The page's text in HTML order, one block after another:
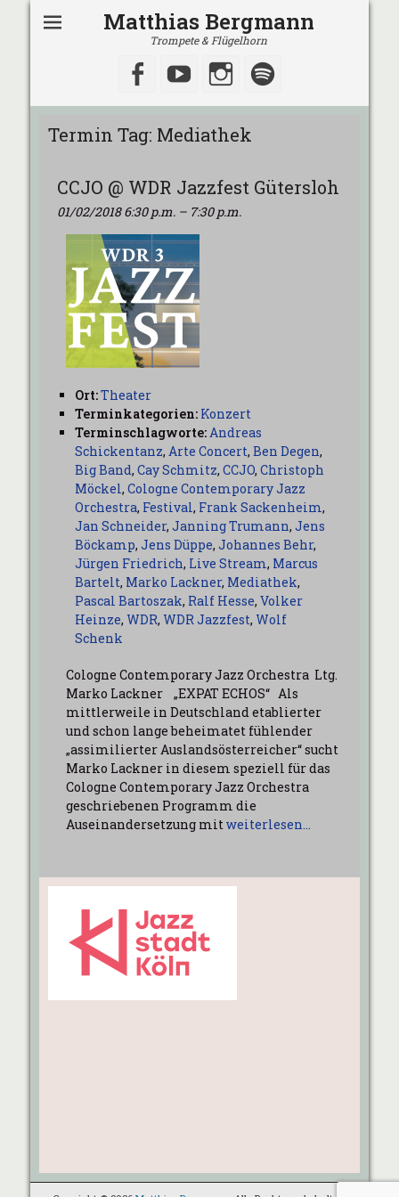
Matthias Bergmann
Trompete & Flügelhorn
Facebook
YouTubeInstagram
Termin Tag: Mediathek
CCJO @ WDR Jazzfest Gütersloh
01/02/2018 6:30 p.m. – 7:30 p.m.
Ort:Theater
Terminkategorien: Konzert
Terminschlagworte:Andreas
Schickentanz, Arte Concert, Ben Degen,
Big Band, Cay Schmitz, CCJO, Christoph
Möckel, Cologne Contemporary Jazz
Orchestra, Festival, Frank Sackenheim,
Jan Schneider, Janning Trumann, Jens
Böckamp, Jens Düppe, Johannes Behr,
Jürgen Friedrich, Live Stream, Marcus
Bartelt, Marko Lackner, Mediathek,
Pascal Bartoszak, Ralf Hesse, Volker
Heinze, WDR, WDR Jazzfest, Wolf
Schenk
Cologne Contemporary Jazz Orchestra Ltg.
Marko Lackner „EXPAT ECHOS“ Als
mittlerweile in Deutschland etablierter
und schon lange beheimatet fühlender
„assimilierter Auslandsösterreicher“ sucht
Marko Lackner in diesem speziell für das
Cologne Contemporary Jazz Orchestra
geschriebenen Programm die
Auseinandersetzung mitweiterlesen…